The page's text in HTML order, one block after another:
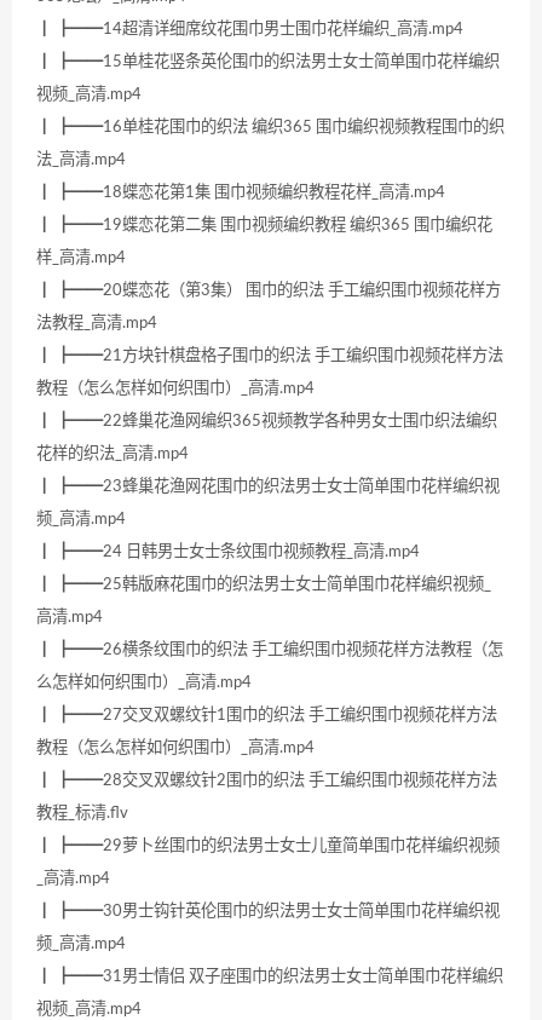
┃ ┣━━14超清详细席纹花围巾男士围巾花样编织_高清.mp4
┃ ┣━━15单桂花竖条英伦围巾的织法男士女士简单围巾花样编织
视频_高清.mp4
┃ ┣━━16单桂花围巾的织法 编织365 围巾编织视频教程围巾的织
法_高清.mp4
┃ ┣━━18蝶恋花第1集 围巾视频编织教程花样_高清.mp4
┃ ┣━━19蝶恋花第二集 围巾视频编织教程 编织365 围巾编织花
样_高清.mp4
┃ ┣━━20蝶恋花（第3集） 围巾的织法 手工编织围巾视频花样方
法教程_高清.mp4
┃ ┣━━21方块针棋盘格子围巾的织法 手工编织围巾视频花样方法
教程（怎么怎样如何织围巾）_高清.mp4
┃ ┣━━22蜂巢花渔网编织365视频教学各种男女士围巾织法编织
花样的织法_高清.mp4
┃ ┣━━23蜂巢花渔网花围巾的织法男士女士简单围巾花样编织视
频_高清.mp4
┃ ┣━━24 日韩男士女士条纹围巾视频教程_高清.mp4
┃ ┣━━25韩版麻花围巾的织法男士女士简单围巾花样编织视频_
高清.mp4
┃ ┣━━26横条纹围巾的织法 手工编织围巾视频花样方法教程（怎
么怎样如何织围巾）_高清.mp4
┃ ┣━━27交叉双螺纹针1围巾的织法 手工编织围巾视频花样方法
教程（怎么怎样如何织围巾）_高清.mp4
┃ ┣━━28交叉双螺纹针2围巾的织法 手工编织围巾视频花样方法
教程_标清.flv
┃ ┣━━29萝卜丝围巾的织法男士女士儿童简单围巾花样编织视频
_高清.mp4
┃ ┣━━30男士钩针英伦围巾的织法男士女士简单围巾花样编织视
频_高清.mp4
┃ ┣━━31男士情侣 双子座围巾的织法男士女士简单围巾花样编织
视频_高清.mp4